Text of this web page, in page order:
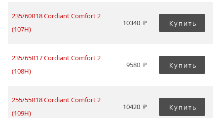
235/60R18 Cordiant Comfort 2
(107H)
10340 Купить
235/65R17 Cordiant Comfort 2
(108H)
9580 Купить
255/55R18 Cordiant Comfort 2
(109H)
10420 Купить